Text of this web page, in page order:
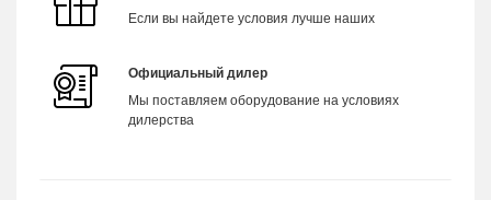
Если вы найдете условия лучше наших
Официальный дилер
Мы поставляем оборудование на условиях
дилерства